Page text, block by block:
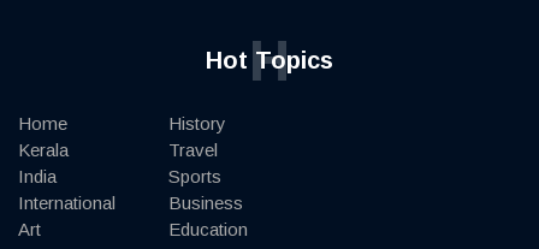
Hot Topics
H
Home
Kerala
India
International
Art
History
Travel
Sports
Business
Education